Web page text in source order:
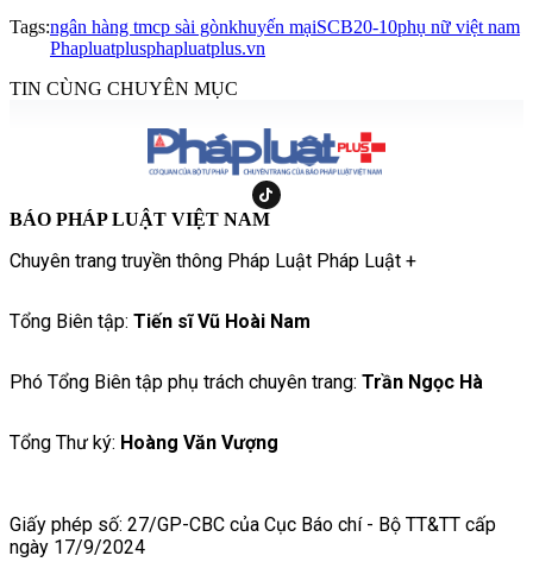
Tags:ngân hàng tmcp sài gònkhuyến mạiSCB20-10phụ nữ việt nam
Phapluatplusphapluatplus.vn
TIN CÙNG CHUYÊN MỤC
BÁO PHÁP LUẬT VIỆT NAM
Chuyên trang truyền thông Pháp Luật Pháp Luật +
Tổng Biên tập: Tiến sĩ Vũ Hoài Nam
Phó Tổng Biên tập phụ trách chuyên trang: Trần Ngọc Hà
Tổng Thư ký: Hoàng Văn Vượng
Giấy phép số: 27/GP-CBC của Cục Báo chí - Bộ TT&TT cấp
ngày 17/9/2024